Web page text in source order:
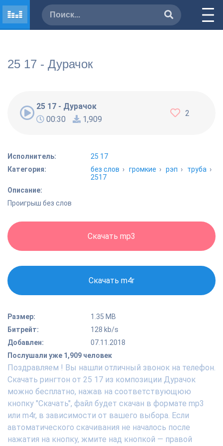
25 17 - Дурачок
25 17 - Дурачок
00:30
1,909
2
Исполнитель:
25 17
Категория:
без слов ›громкие ›рэп › труба ›
2517
Описание:
Проигрыш без слов
Скачать mp3
Скачать m4r
Размер:
1.35 MB
Битрейт:
128 kb/s
Добавлен:
07.11.2018
Послушали уже 1,909 человек
Поздравляем ! Вы нашли отличный звонок на телефон.
Скачать рингтон от 25 17 из композиции Дурачок
можно бесплатно, нажав на соответствующюю
кнопку "Скачать", файл будет скачан в формате mp3
или m4r, в зависимости от вашего выбора. Если
автоматического скачивания не началось после
нажатия на кнопку, жмите над кнопкой — правой